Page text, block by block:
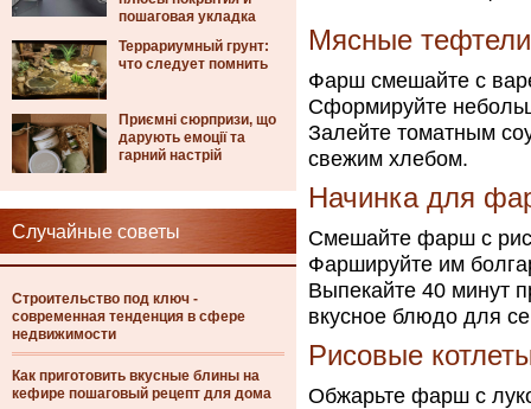
пошаговая укладка
Террариумный грунт:
что следует помнить
Приємні сюрпризи, що
дарують емоції та
гарний настрій
Случайные советы
Строительство под ключ -
современная тенденция в сфере
недвижимости
Как приготовить вкусные блины на
кефире пошаговый рецепт для дома
Мясные
Фарш смешайте с
Сформируйте
Залейте томатным
свежим хлебом.
Начинка для
Смешайте фарш с
Фаршируйте им
Выпекайте 40 минут
вкусное блюдо для
Рисовые
Обжарьте фарш с